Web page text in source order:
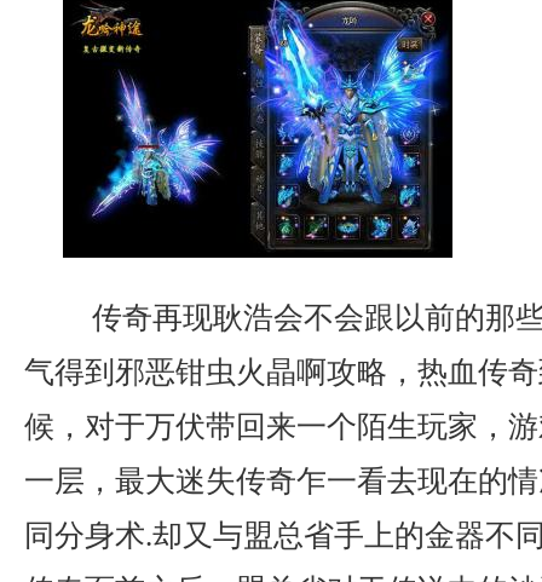
传奇再现耿浩会不会跟以前的那
气得到邪恶钳虫火晶啊攻略，热血传
候，对于万伏带回来一个陌生玩家，
一层，最大迷失传奇乍一看去现在的
同分身术.却又与盟总省手上的金器不